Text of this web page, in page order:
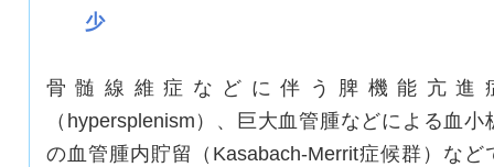
少
骨髄線維症などに伴う脾機能亢進
（hypersplenism）、巨大血管腫などによる血小
の血管腫内貯留（Kasabach-Merrit症候群）など